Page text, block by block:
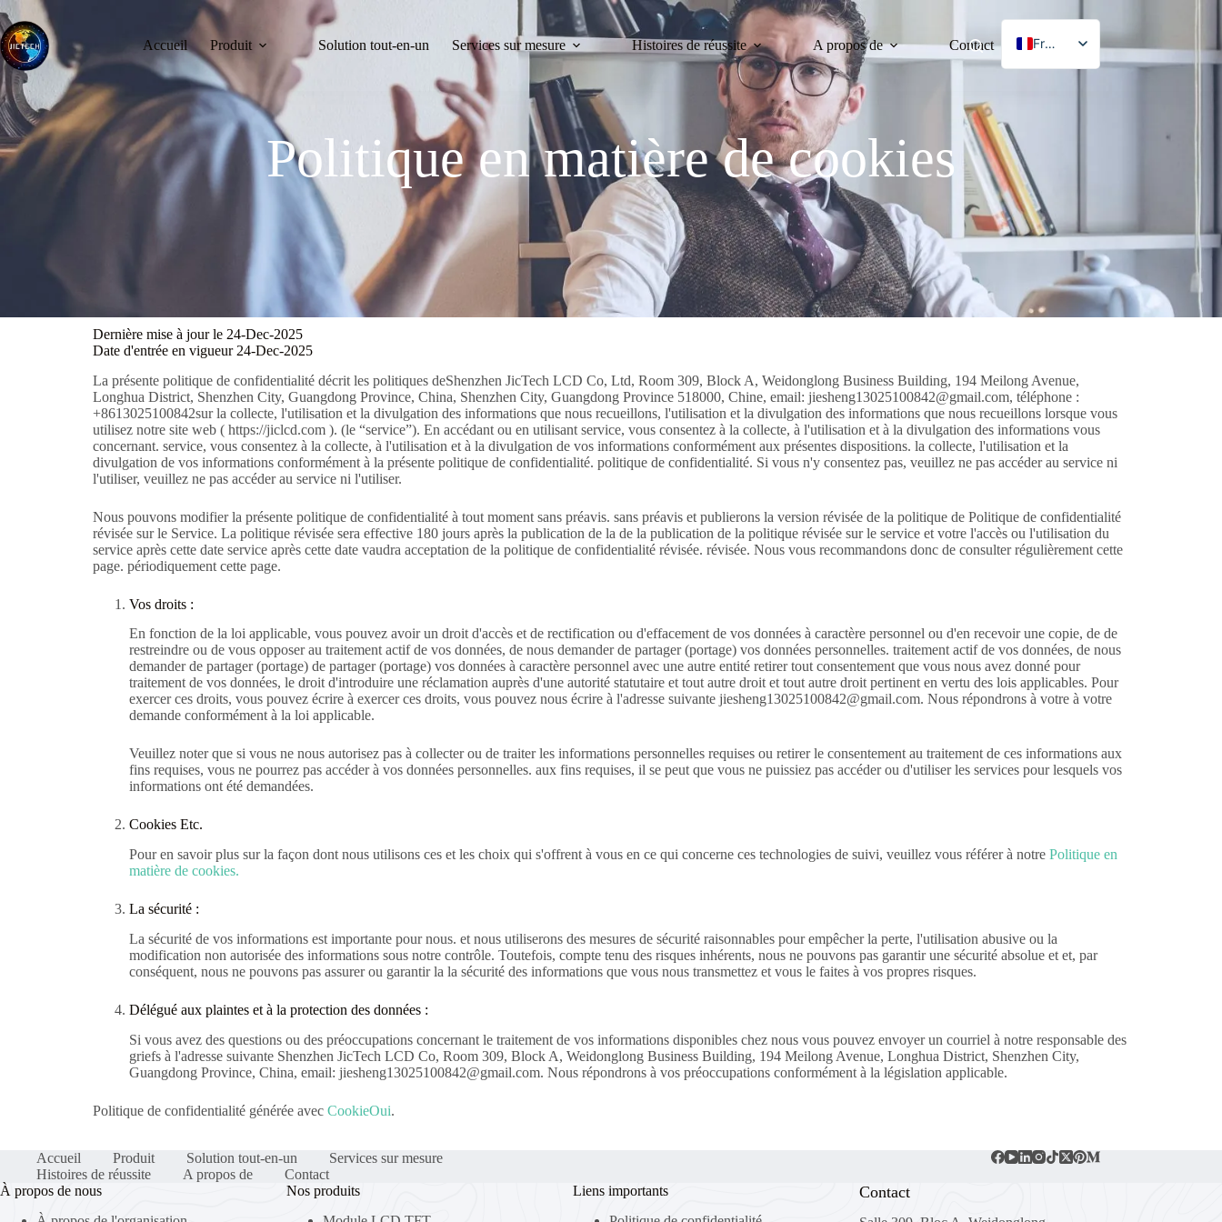
Accueil Produit Solution tout-en-un Services sur mesure Histoires de réussite A propos de Contact
French
English
Spanish
Chinese
Politique en matière de cookies
Dernière mise à jour le 24-Dec-2025
Date d'entrée en vigueur 24-Dec-2025
La présente politique de confidentialité décrit les politiques deShenzhen JicTech LCD Co, Ltd, Room 309, Block A, Weidonglong Business Building, 194 Meilong Avenue,
Longhua District, Shenzhen City, Guangdong Province, China, Shenzhen City, Guangdong Province 518000, Chine, email: jiesheng13025100842@gmail.com, téléphone :
+8613025100842sur la collecte, l'utilisation et la divulgation des informations que nous recueillons, l'utilisation et la divulgation des informations que nous recueillons lorsque vous
utilisez notre site web ( https://jiclcd.com ). (le “service”). En accédant ou en utilisant service, vous consentez à la collecte, à l'utilisation et à la divulgation des informations vous
concernant. service, vous consentez à la collecte, à l'utilisation et à la divulgation de vos informations conformément aux présentes dispositions. la collecte, l'utilisation et la
divulgation de vos informations conformément à la présente politique de confidentialité. politique de confidentialité. Si vous n'y consentez pas, veuillez ne pas accéder au service ni
l'utiliser, veuillez ne pas accéder au service ni l'utiliser.
Nous pouvons modifier la présente politique de confidentialité à tout moment sans préavis. sans préavis et publierons la version révisée de la politique de Politique de confidentialité
révisée sur le Service. La politique révisée sera effective 180 jours après la publication de la de la publication de la politique révisée sur le service et votre l'accès ou l'utilisation du
service après cette date service après cette date vaudra acceptation de la politique de confidentialité révisée. révisée. Nous vous recommandons donc de consulter régulièrement cette
page. périodiquement cette page.
Vos droits :
En fonction de la loi applicable, vous pouvez avoir un droit d'accès et de rectification ou d'effacement de vos données à caractère personnel ou d'en recevoir une copie, de de
restreindre ou de vous opposer au traitement actif de vos données, de nous demander de partager (portage) vos données personnelles. traitement actif de vos données, de nous
demander de partager (portage) de partager (portage) vos données à caractère personnel avec une autre entité retirer tout consentement que vous nous avez donné pour
traitement de vos données, le droit d'introduire une réclamation auprès d'une autorité statutaire et tout autre droit et tout autre droit pertinent en vertu des lois applicables. Pour
exercer ces droits, vous pouvez écrire à exercer ces droits, vous pouvez nous écrire à l'adresse suivante jiesheng13025100842@gmail.com. Nous répondrons à votre à votre
demande conformément à la loi applicable.
Veuillez noter que si vous ne nous autorisez pas à collecter ou de traiter les informations personnelles requises ou retirer le consentement au traitement de ces informations aux
fins requises, vous ne pourrez pas accéder à vos données personnelles. aux fins requises, il se peut que vous ne puissiez pas accéder ou d'utiliser les services pour lesquels vos
informations ont été demandées.
Cookies Etc.
Pour en savoir plus sur la façon dont nous utilisons ces et les choix qui s'offrent à vous en ce qui concerne ces technologies de suivi, veuillez vous référer à notre Politique en
matière de cookies.
La sécurité :
La sécurité de vos informations est importante pour nous. et nous utiliserons des mesures de sécurité raisonnables pour empêcher la perte, l'utilisation abusive ou la
modification non autorisée des informations sous notre contrôle. Toutefois, compte tenu des risques inhérents, nous ne pouvons pas garantir une sécurité absolue et et, par
conséquent, nous ne pouvons pas assurer ou garantir la la sécurité des informations que vous nous transmettez et vous le faites à vos propres risques.
Délégué aux plaintes et à la protection des données :
Si vous avez des questions ou des préoccupations concernant le traitement de vos informations disponibles chez nous vous pouvez envoyer un courriel à notre responsable des
griefs à l'adresse suivante Shenzhen JicTech LCD Co, Room 309, Block A, Weidonglong Business Building, 194 Meilong Avenue, Longhua District, Shenzhen City,
Guangdong Province, China, email: jiesheng13025100842@gmail.com. Nous répondrons à vos préoccupations conformément à la législation applicable.
Politique de confidentialité générée avec CookieOui.
Accueil Produit Solution tout-en-un
Services sur mesure
Histoires de réussite
A propos de
Contact
À propos de nous
Nos produits
Liens importants
Contact